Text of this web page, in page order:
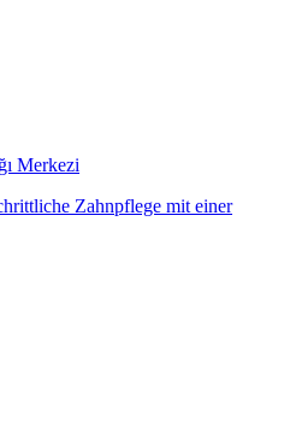
Merkezi
Zahnpflege mit einer